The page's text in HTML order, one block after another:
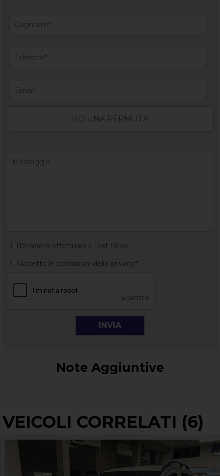
HO UNA PERMUTA
Desidero effettuare il Test Drive
Accetto le condizioni della privacy*
Note Aggiuntive
VEICOLI CORRELATI (6)